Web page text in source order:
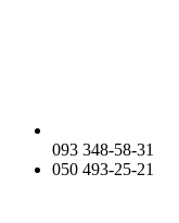
093 348-58-31
050 493-25-21